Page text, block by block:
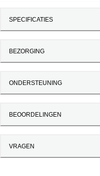
SPECIFICATIES
BEZORGING
ONDERSTEUNING
BEOORDELINGEN
VRAGEN